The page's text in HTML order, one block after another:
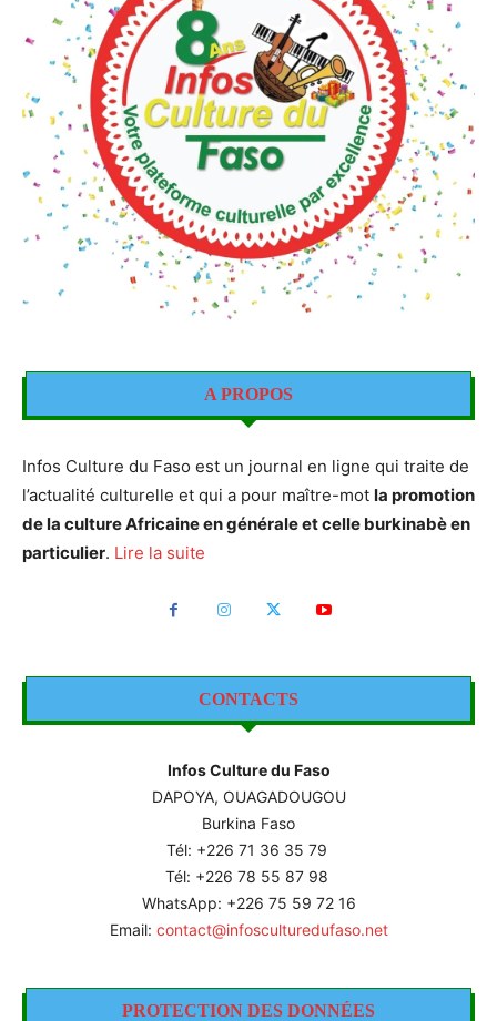
A PROPOS
Infos Culture du Faso est un journal en ligne qui traite de
l’actualité culturelle et qui a pour maître-mot la promotion
de la culture Africaine en générale et celle burkinabè en
particulier. Lire la suite
CONTACTS
Infos Culture du Faso
DAPOYA, OUAGADOUGOU
Burkina Faso
Tél: +226 71 36 35 79
Tél: +226 78 55 87 98
WhatsApp: +226 75 59 72 16
Email: contact@infosculturedufaso.net
PROTECTION DES DONNÉES